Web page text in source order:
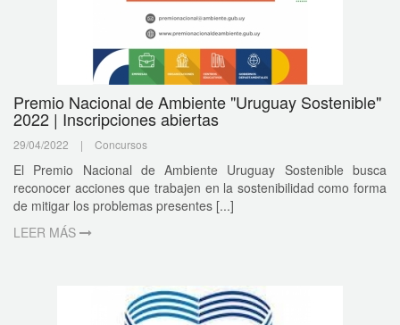
Premio Nacional de Ambiente "Uruguay Sostenible"
2022 | Inscripciones abiertas
29/04/2022 | Concursos
El Premio Nacional de Ambiente Uruguay Sostenible busca
reconocer acciones que trabajen en la sostenibilidad como forma
de mitigar los problemas presentes [...]
LEER MÁS